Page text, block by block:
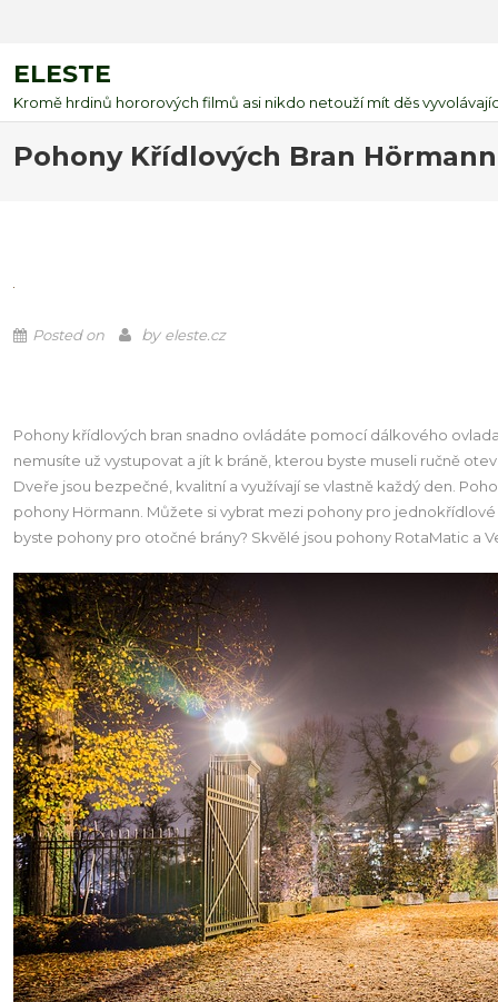
ELESTE
Kromě hrdinů hororových filmů asi nikdo netouží mít děs
Pohony Křídlových Bran
Posted on by eleste.cz
Pohony křídlových bran snadno ovládáte pomocí dálkového
nemusíte už vystupovat a jít k bráně, kterou byste museli ručně
Dveře jsou bezpečné, kvalitní a využívají se vlastně každý den.
pohony Hörmann. Můžete si vybrat mezi pohony pro
byste pohony pro otočné brány? Skvělé jsou pohony RotaMatic a